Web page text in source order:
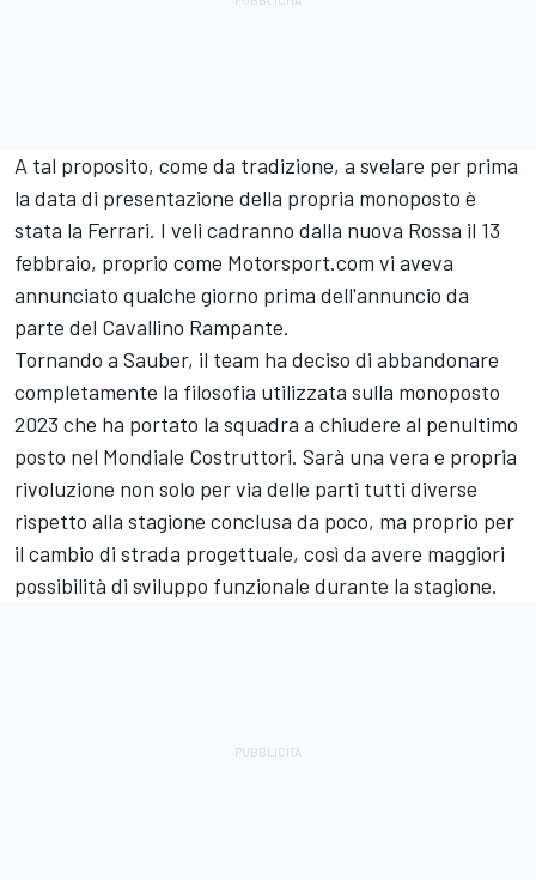
A tal proposito, come da tradizione, a svelare per prima
la data di presentazione della propria monoposto è
stata la Ferrari. I veli cadranno dalla nuova Rossa il 13
febbraio, proprio come Motorsport.com vi aveva
annunciato qualche giorno prima dell'annuncio da
parte del Cavallino Rampante.
Tornando a Sauber, il team ha deciso di abbandonare
completamente la filosofia utilizzata sulla monoposto
2023 che ha portato la squadra a chiudere al penultimo
posto nel Mondiale Costruttori. Sarà una vera e propria
rivoluzione non solo per via delle parti tutti diverse
rispetto alla stagione conclusa da poco, ma proprio per
il cambio di strada progettuale, così da avere maggiori
possibilità di sviluppo funzionale durante la stagione.